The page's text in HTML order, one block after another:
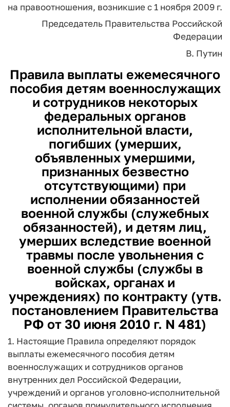
на правоотношения, возникшие с 1 ноября 2009 г.
Председатель Правительства Российской
Федерации
В. Путин
Правила выплаты ежемесячного
пособия детям военнослужащих
и сотрудников некоторых
федеральных органов
исполнительной власти,
погибших (умерших,
объявленных умершими,
признанных безвестно
отсутствующими) при
исполнении обязанностей
военной службы (служебных
обязанностей), и детям лиц,
умерших вследствие военной
травмы после увольнения с
военной службы (службы в
войсках, органах и
учреждениях) по контракту (утв.
постановлением Правительства
РФ от 30 июня 2010 г. N 481)
1. Настоящие Правила определяют порядок
выплаты ежемесячного пособия детям
военнослужащих и сотрудников органов
внутренних дел Российской Федерации,
учреждений и органов уголовно-исполнительной